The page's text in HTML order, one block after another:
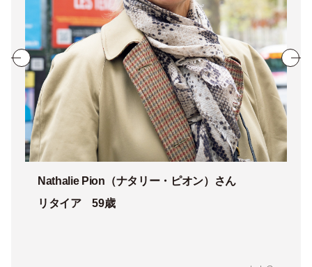
Nathalie Pion（ナタリー・ピオン）
さん
リタイア 59歳